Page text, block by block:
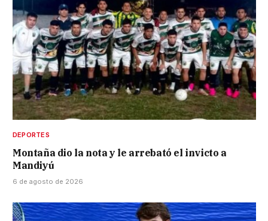
DEPORTES
Montaña dio la nota y le arrebató el invicto a
Mandiyú
6 de agosto de 2026